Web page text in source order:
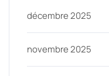
décembre 2025
novembre 2025